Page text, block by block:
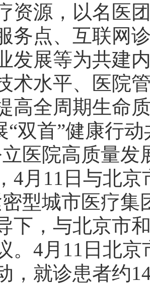
资源，以名医
务点、互联网
发展等为共建
术水平、医院
高全周期生命
“双首”健康行
立医院高质量
4月11日与北
密型城市医疗
下，与北京市
。4月11日北
，就诊患者约